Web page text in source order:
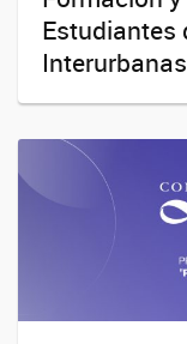
Estudiantes